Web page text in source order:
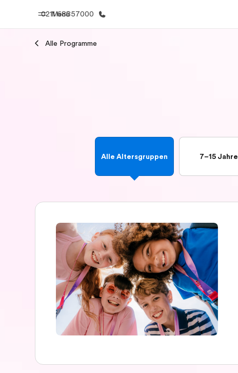
Menü
0211 68857000
Alle Programme
Alle Altersgruppen 7–15 Jahre